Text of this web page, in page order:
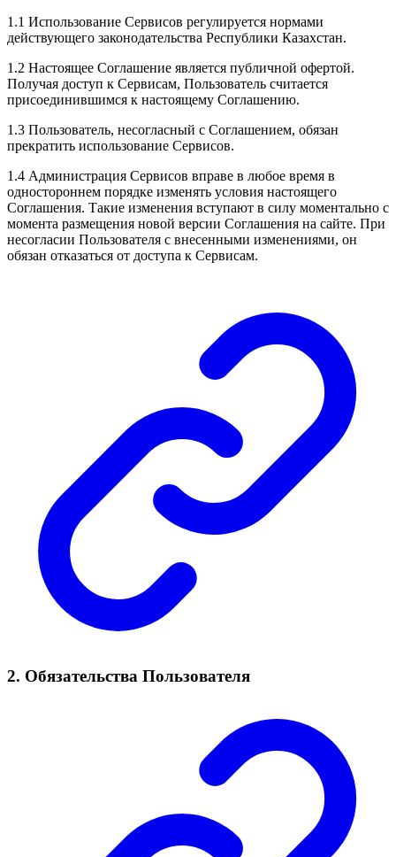
1.1 Использование Сервисов регулируется нормами
действующего законодательства Республики Казахстан.
1.2 Настоящее Соглашение является публичной офертой.
Получая доступ к Сервисам, Пользователь считается
присоединившимся к настоящему Соглашению.
1.3 Пользователь, несогласный с Соглашением, обязан
прекратить использование Сервисов.
1.4 Администрация Сервисов вправе в любое время в
одностороннем порядке изменять условия настоящего
Соглашения. Такие изменения вступают в силу моментально с
момента размещения новой версии Соглашения на сайте. При
несогласии Пользователя с внесенными изменениями, он
обязан отказаться от доступа к Сервисам.
2. Обязательства Пользователя